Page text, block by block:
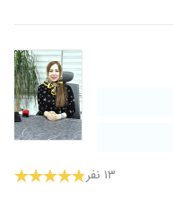
۱۳ نفر